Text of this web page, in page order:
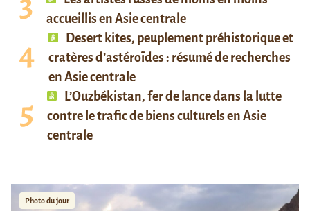
accueillis en Asie centrale
Desert kites, peuplement préhistorique et
cratères d’astéroïdes : résumé de recherches
en Asie centrale
L’Ouzbékistan, fer de lance dans la lutte
contre le trafic de biens culturels en Asie
centrale
Photo du jour